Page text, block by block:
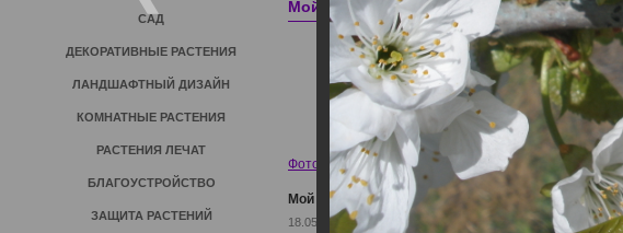
САД
ДЕКОРАТИВНЫЕ РАСТЕНИЯ
ЛАНДШАФТНЫЙ ДИЗАЙН
КОМНАТНЫЕ РАСТЕНИЯ
РАСТЕНИЯ ЛЕЧАТ
БЛАГОУСТРОЙСТВО
ЗАЩИТА РАСТЕНИЙ
Мой сад.
Фотогалерея пользователей » Ильяс Бамматов
Мой сад.
18.05.2015